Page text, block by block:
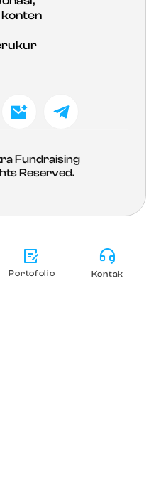
Fundraising
Reserved.
Portofolio Kontak